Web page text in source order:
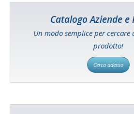
Catalogo Aziende
Un modo semplice per cercare
prodotto!
Cerca adesso